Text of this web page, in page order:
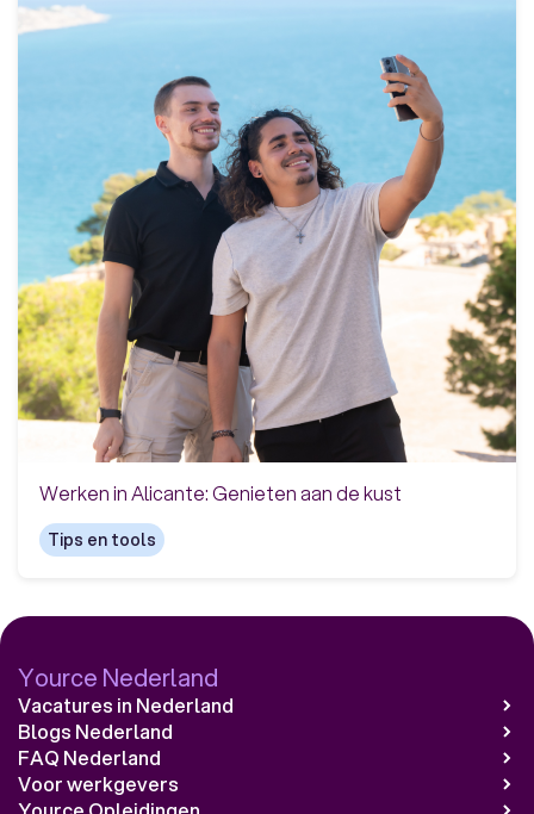
Werken in Alicante: Genieten aan de kust
Tips en tools
Yource Nederland
Vacatures in Nederland
Blogs Nederland
FAQ Nederland
Voor werkgevers